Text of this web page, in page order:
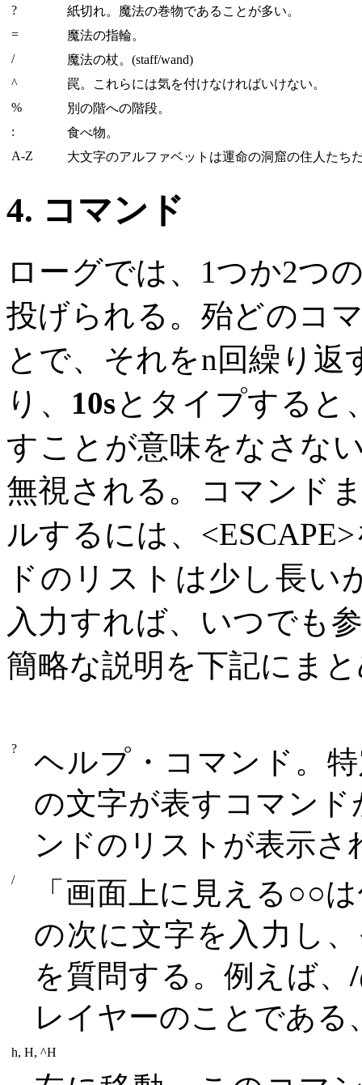
?
紙切れ。魔法の巻物であることが多い。
=
魔法の指輪。
/
魔法の杖。(staff/wand)
^
罠。これらには気を付けなければいけない。
%
別の階への階段。
:
食べ物。
A-Z
大文字のアルファベットは運命の洞窟の住人たち
4. コマンド
ローグでは、1つか2つ
投げられる。殆どのコ
とで、それをn回繰り
り、 10sとタイプすると
すことが意味をなさな
無視される。コマンド
ルするには、
ドのリストは少し長い
入力すれば、いつでも
簡略な説明を下記にま
?
ヘルプ・コマンド。
の文字が表すコマンド
ンドのリストが表示さ
/
「画面上に見える○○
の次に文字を入力し
を質問する。例えば、
レイヤーのことであ
h, H, ^H